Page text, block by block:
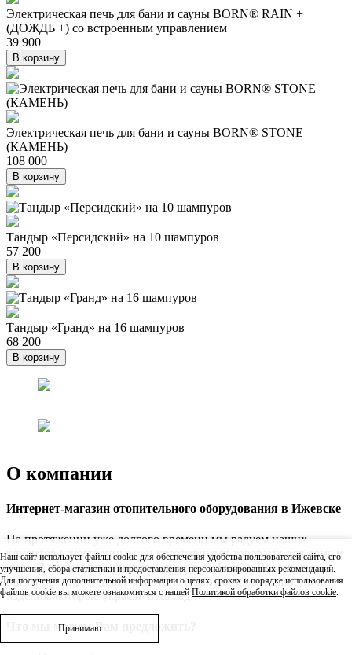
Электрическая печь для бани и сауны BORN® RAIN +
(ДОЖДЬ +) со встроенным управлением
39 900
В корзину
Электрическая печь для бани и сауны BORN® STONE
(КАМЕНЬ)
108 000
В корзину
Тандыр «Персидский» на 10 шампуров
57 200
В корзину
Тандыр «Гранд» на 16 шампуров
68 200
В корзину
О компании
Интернет-магазин отопительного оборудования в Ижевске
На протяжении уже долгого времени мы радуем наших
клиентов качественными и креативными товарами для дома и
дачи. В нашем интернет-магазине в г. Ижевск Вы сможете
найти не только банную и отопительную продукцию, но и
изделия, которые украсят Ваш сад.
Что мы можем Вам предложить?
Наш сайт использует файлы cookie для обеспечения удобства пользователей сайта, его
улучшения, сбора статистики и предоставления персонализированных рекомендаций.
Для получения дополнительной информации о целях, сроках и порядке использования
файлов cookie вы можете ознакомиться с нашей Политикой обработки файлов cookie.
Принимаю